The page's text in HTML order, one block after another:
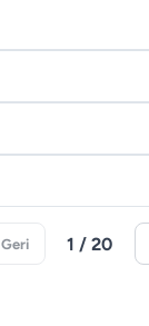
Geri 1 / 20